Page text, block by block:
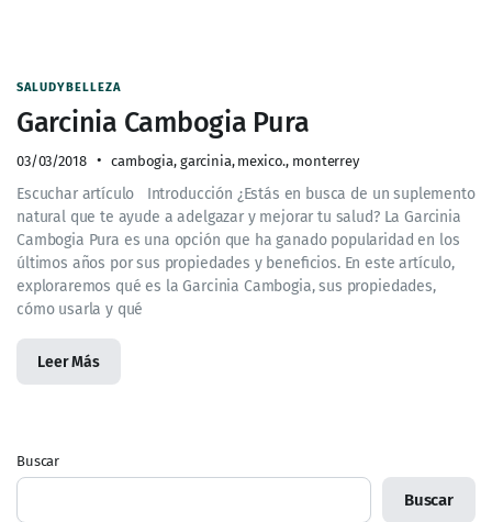
SALUDYBELLEZA
Garcinia Cambogia Pura
03/03/2018 cambogia, garcinia, mexico., monterrey
Escuchar artículo Introducción ¿Estás en busca de un suplemento
natural que te ayude a adelgazar y mejorar tu salud? La Garcinia
Cambogia Pura es una opción que ha ganado popularidad en los
últimos años por sus propiedades y beneficios. En este artículo,
exploraremos qué es la Garcinia Cambogia, sus propiedades,
cómo usarla y qué
Leer Más
Buscar
Buscar